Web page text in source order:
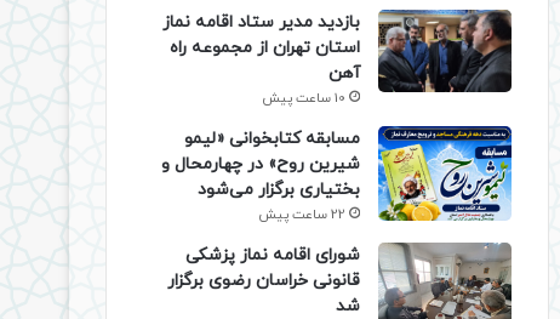
بازدید مدیر ستاد اقامه نماز
استان تهران از مجموعه راه
آهن
10 ساعت پیش
مسابقه کتابخوانی «لیمو
شیرین روح» در چهارمحال و
بختیاری برگزار می‌شود
22 ساعت پیش
شورای اقامه نماز پزشکی
قانونی خراسان رضوی برگزار
شد